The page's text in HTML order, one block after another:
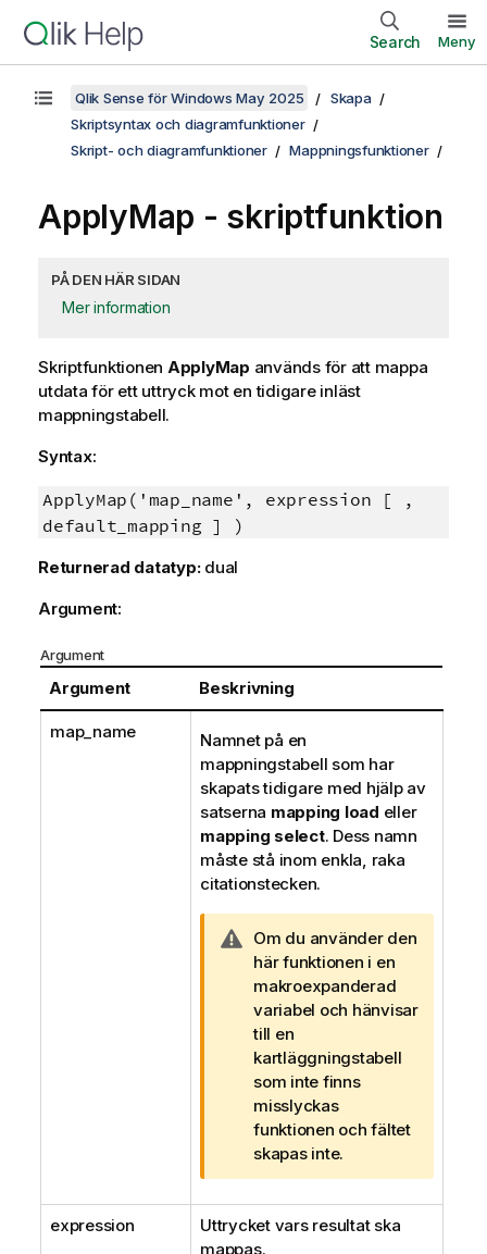
Search Meny
Qlik Sense för Windows May 2025
Skapa
Skriptsyntax och diagramfunktioner
Skript- och diagramfunktioner
Mappningsfunktioner
ApplyMap - skriptfunktion
PÅ DEN HÄR SIDAN
Mer information
Skriptfunktionen ApplyMap används för att mappa
utdata för ett uttryck mot en tidigare inläst
mappningstabell.
Syntax:
ApplyMap('map_name', expression [ ,
default_mapping ] )
Returnerad datatyp: dual
Argument:
Argument
Argument Beskrivning
map_name
Namnet på en
mappningstabell som har
skapats tidigare med hjälp av
satserna mapping load eller
mapping select. Dess namn
måste stå inom enkla, raka
citationstecken.
A
n
t
e
c
k
n
i
n
g
o
m
v
a
Om du använder den
här funktionen i en
makroexpanderad
variabel och hänvisar
till en
kartläggningstabell
som inte finns
misslyckas
funktionen och fältet
skapas inte.
expression
Uttrycket vars resultat ska
mappas.